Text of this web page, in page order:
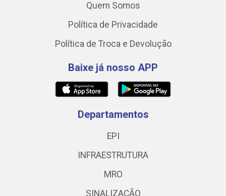
Quem Somos
Política de Privacidade
Política de Troca e Devolução
Baixe já nosso APP
Departamentos
EPI
INFRAESTRUTURA
MRO
SINALIZAÇÃO